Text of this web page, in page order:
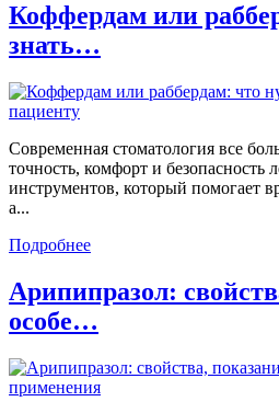
Коффердам или
знать…
Современная стоматология все
точность, комфорт и безопасность
инструментов, который помогает
а...
Подробнее
Арипипразол:
особе…